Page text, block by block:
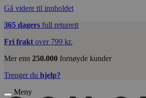
Gå videre til innholdet
365 dagers full returrett
Fri frakt over 799 kr.
Mer enn 250.000 fornøyde kunder
Trenger du hjelp?
Meny